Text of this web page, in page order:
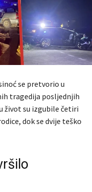
se pretvorio u
tragedija posljednjih
život su izgubile četiri
dok se dvije teško